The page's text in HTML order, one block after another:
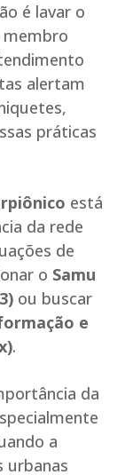
é lavar o
membro
alertam
práticas
está
da rede
de
o Samu
ou buscar
e
.
da
a
urbanas